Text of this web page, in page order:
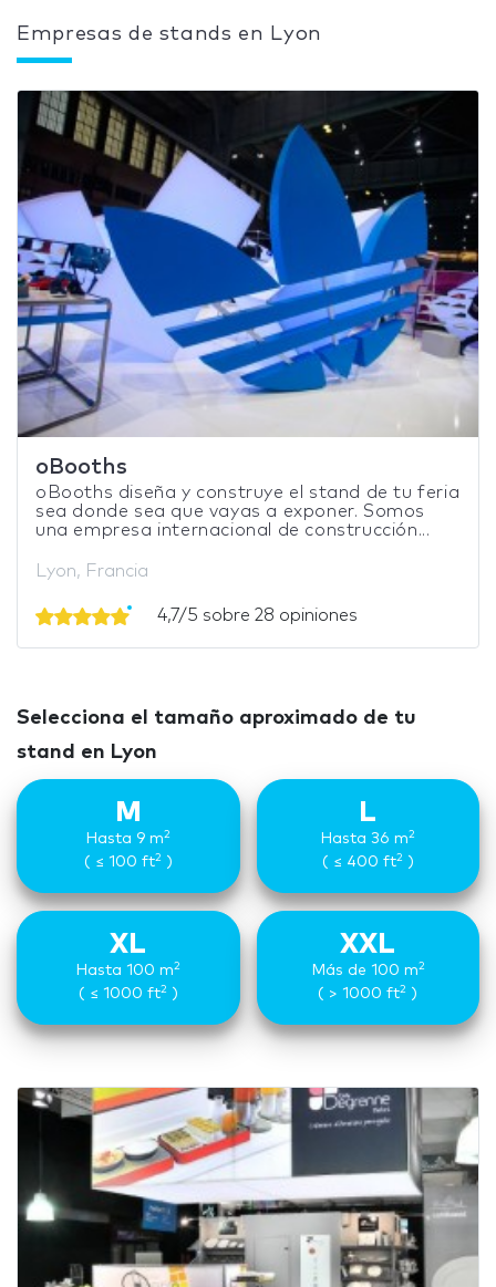
Empresas de stands en Lyon
oBooths
oBooths diseña y construye el stand de tu feria
sea donde sea que vayas a exponer. Somos
una empresa internacional de construcción...
Lyon, Francia
4,7/5 sobre 28 opiniones
Selecciona el tamaño aproximado de tu
stand en Lyon
M
Hasta 9 m2
( ≤ 100 ft2)
L
Hasta 36 m2
( ≤ 400 ft2)
XL
Hasta 100 m2
( ≤ 1000 ft2)
XXL
Más de 100 m2
( > 1000 ft2 )